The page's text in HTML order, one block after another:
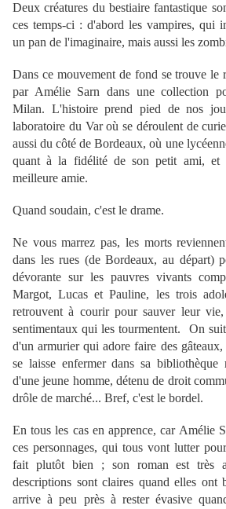
Deux créatures du bestiaire fantastique
ces temps-ci : d'abord les vampires, qui
un pan de l'imaginaire, mais aussi les
Dans ce mouvement de fond se trouve le
par Amélie Sarn dans une collection
Milan. L'histoire prend pied de nos
laboratoire du Var où se déroulent de
aussi du côté de Bordeaux, où une
quant à la fidélité de son petit ami, et
meilleure amie.
Quand soudain, c'est le drame.
Ne vous marrez pas, les morts
dans les rues (de Bordeaux, au départ)
dévorante sur les pauvres vivants
Margot, Lucas et Pauline, les trois
retrouvent à courir pour sauver leur
sentimentaux qui les tourmentent. On
d'un armurier qui adore faire des
se laisse enfermer dans sa bibliothèque
d'une jeune homme, détenu de droit
drôle de marché... Bref, c'est le bordel.
En tous les cas en apprence, car Amélie
ces personnages, qui tous vont lutter
fait plutôt bien ; son roman est très
descriptions sont claires quand elles ont
arrive à peu près à rester évasive